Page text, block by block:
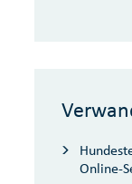
Online-